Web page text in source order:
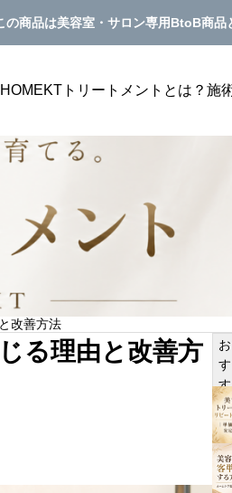
の商品は美容室・サロン専用BtoB商品
HOMEKTトリートメントとは？ 施
メニュー表
美容室の単価アップ
グ方法｜トリートメ
PILATES
サンプルテキスト。サンプル
改善方法
る理由と改善方
お
す
す
め
記
事